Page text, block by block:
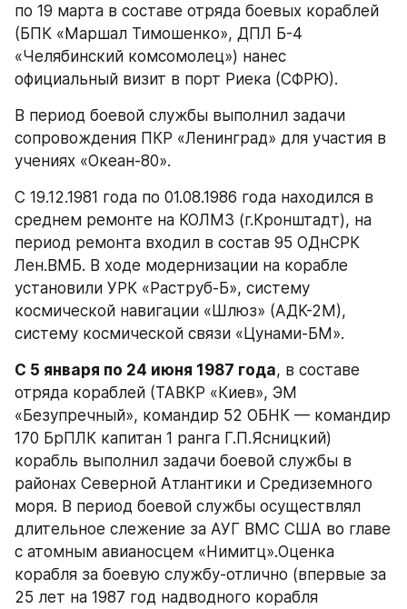
по 19 марта в составе отряда боевых кораблей
(БПК «Маршал Тимошенко», ДПЛ Б-4
«Челябинский комсомолец») нанес
официальный визит в порт Риека (СФРЮ).
В период боевой службы выполнил задачи
сопровождения ПКР «Ленинград» для участия в
учениях «Океан-80».
С 19.12.1981 года по 01.08.1986 года находился в
среднем ремонте на КОЛМЗ (г.Кронштадт), на
период ремонта входил в состав 95 ОДнСРК
Лен.ВМБ. В ходе модернизации на корабле
установили УРК «Раструб-Б», систему
космической навигации «Шлюз» (АДК-2М),
систему космической связи «Цунами-БМ».
С 5 января по 24 июня 1987 года, в составе
отряда кораблей (ТАВКР «Киев», ЭМ
«Безупречный», командир 52 ОБНК — командир
170 БрПЛК капитан 1 ранга Г.П.Ясницкий)
корабль выполнил задачи боевой службы в
районах Северной Атлантики и Средиземного
моря. В период боевой службы осуществлял
длительное слежение за АУГ ВМС США во главе
с атомным авианосцем «Нимитц».Оценка
корабля за боевую службу-отлично (впервые за
25 лет на 1987 год надводного корабля